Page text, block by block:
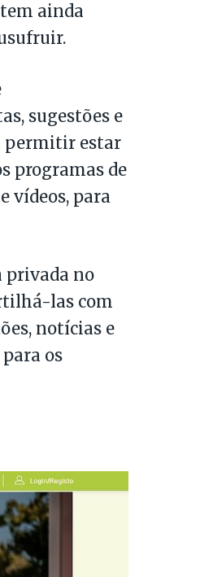
ainda
sugestões e
permitir estar
programas de
vídeos, para
privada no
las com
notícias e
os